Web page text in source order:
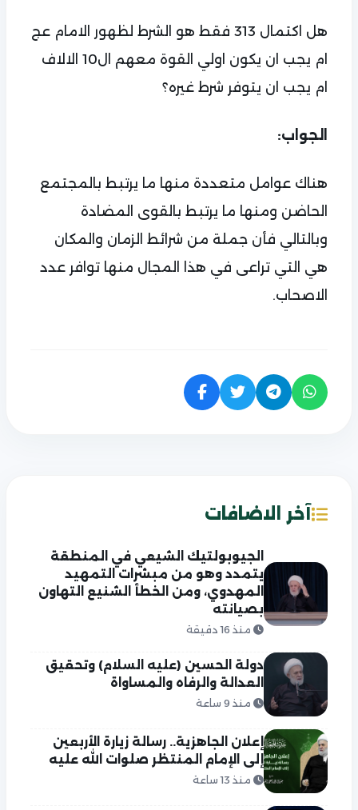
هل اكتمال 313 فقط هو الشرط لظهور الامام عج
ام يجب ان يكون اولي القوة معهم ال10 الالاف
ام يجب ان يتوفر شرط غيره؟
الجواب:
هناك عوامل متعددة منها ما يرتبط بالمجتمع
الحاضن ومنها ما يرتبط بالقوى المضادة
وبالتالي فأن جملة من شرائط الزمان والمكان
هي التي تراعى في هذا المجال منها توافر عدد
الاصحاب.
آخر الاضافات
الجيوبولتيك الشيعي في المنطقة
يتمدد وهو من مبشرات التمهيد
المهدوي، ومن الخطأ الشنيع التهاون
بصيانته
منذ 16 دقيقة
دولة الحسين (عليه السلام) وتحقيق
العدالة والرفاه والمساواة
منذ 9 ساعة
إعلان الجاهزية.. رسالة زيارة الأربعين
إلى الإمام المنتظر صلوات الله عليه
منذ 13 ساعة